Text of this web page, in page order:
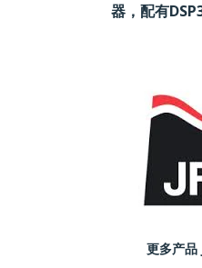
器，配有
更多产品